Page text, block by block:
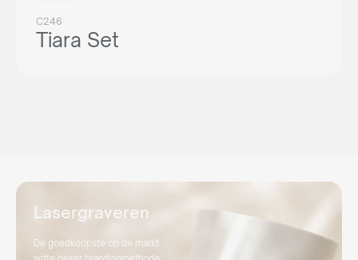
C246
Tiara Set
Lasergraveren
De goedkoopste op de markt